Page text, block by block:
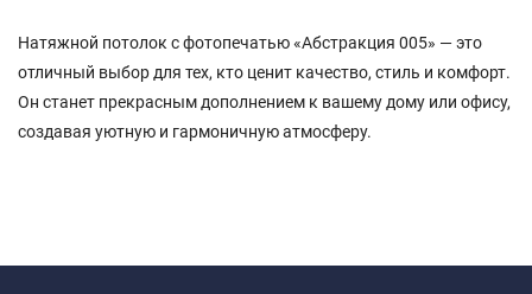
Натяжной потолок с фотопечатью «Абстракция 005» — это
отличный выбор для тех, кто ценит качество, стиль и комфорт.
Он станет прекрасным дополнением к вашему дому или офису,
создавая уютную и гармоничную атмосферу.